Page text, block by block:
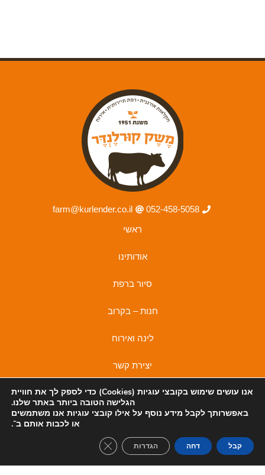
052-458-5058
farm@kurlender.co.il
ראשי
אודותינו
סיור ברפת
חנות – בקרוב
לינה ואירוח
יצירת קשר
מדיניות פרטיות
מדיניות פרטיות
a
c
e
n
s
t
אנו עושים שימוש בקובצי עוגיות (Cookies)
כדי לספק לך את חוויית
הגלישה הטובה ביותר באתר שלנו.
באפשרותך לקבל מידע נוסף על אילו קובצי עוגיות אנו משתמשים
או לכבות אותם ב־.
קבל דחה הגדרות GDPR Cookie Banner